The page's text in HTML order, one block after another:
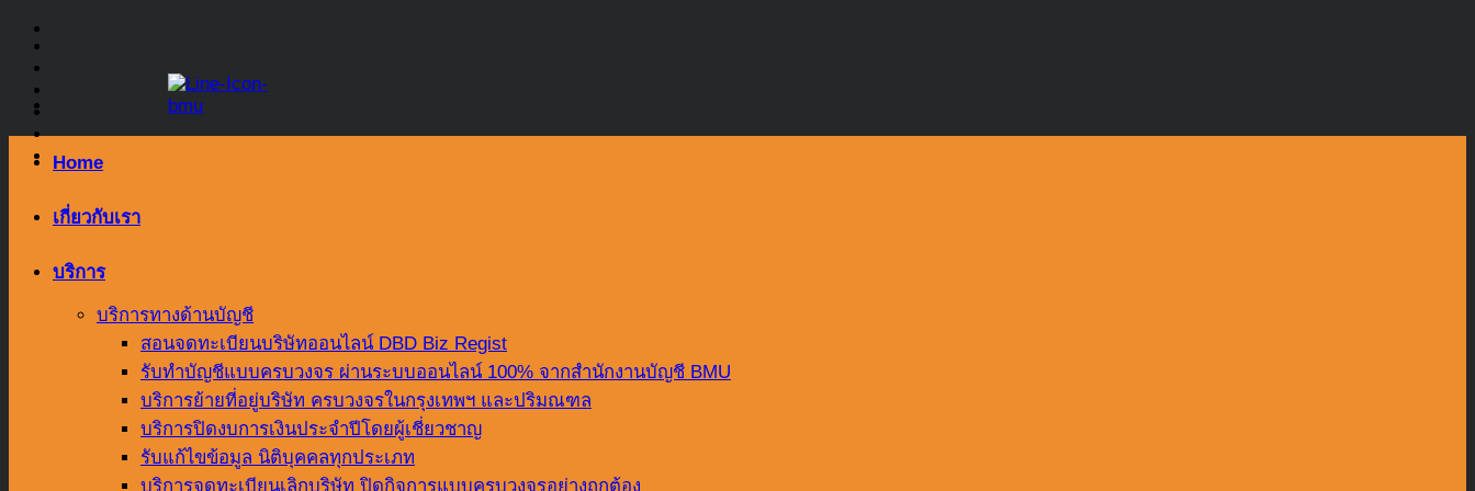
Skip
content
Home
เกี่ยวกับเรา
บริการ
บริการทางด้านบัญชี
สอนจดทะเบียนบริษัทออนไลน์ DBD Biz Regist
รับทำบัญชีแบบครบวงจร ผ่านระบบออนไลน์ 100% จากสำนักงานบัญชี BMU
บริการย้ายที่อยู่บริษัท ครบวงจรในกรุงเทพฯ และปริมณฑล
บริการปิดงบการเงินประจำปีโดยผู้เชี่ยวชาญ
รับแก้ไขข้อมูล นิติบุคคลทุกประเภท
บริการจดทะเบียนเลิกบริษัท ปิดกิจการแบบครบวงจรอย่างถูกต้อง